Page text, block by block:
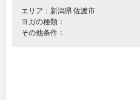
エリア：新潟県 佐渡市
ヨガの種類：
その他条件：